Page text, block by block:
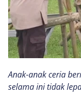
Anak-anak ceria
selama ini tidak